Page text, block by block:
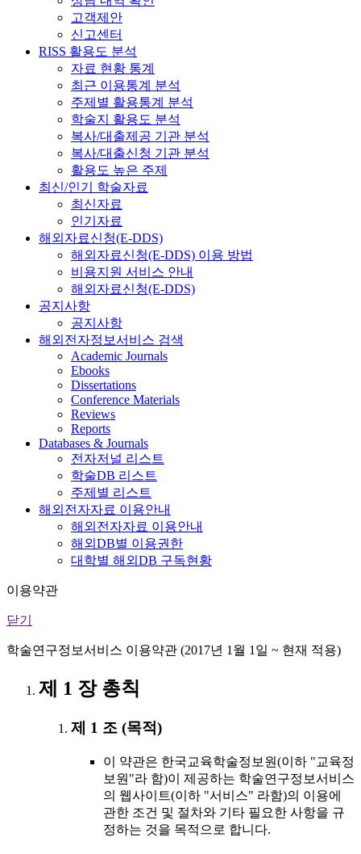
고객제안
신고센터
RISS 활용도 분석
자료 현황 통계
최근 이용통계 분석
주제별 활용통계 분석
학술지 활용도 분석
복사/대출제공 기관 분석
복사/대출신청 기관 분석
활용도 높은 주제
최신/인기 학술자료
최신자료
인기자료
해외자료신청(E-DDS)
해외자료신청(E-DDS) 이용 방법
비용지원 서비스 안내
해외자료신청(E-DDS)
공지사항
공지사항
해외전자정보서비스 검색
Academic Journals
Ebooks
Dissertations
Conference Materials
Reviews
Reports
Databases & Journals
전자저널 리스트
학술DB 리스트
주제별 리스트
해외전자자료 이용안내
해외전자자료 이용안내
해외DB별 이용권한
대학별 해외DB 구독현황
이용약관
닫기
학술연구정보서비스 이용약관 (2017년 1월 1일 ~ 현재 적용)
제 1 장 총칙
제 1 조 (목적)
이 약관은 한국교육학술정보원(이하 "교육정
보원"라 함)이 제공하는 학술연구정보서비스
의 웹사이트(이하 "서비스" 라함)의 이용에
관한 조건 및 절차와 기타 필요한 사항을 규
정하는 것을 목적으로 합니다.